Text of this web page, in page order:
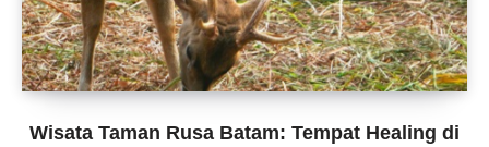
Wisata Taman Rusa Batam: Tempat Healing di